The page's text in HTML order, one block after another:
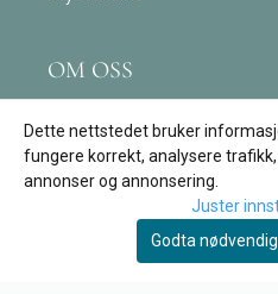
OM OSS
Leivdalsvegen 171
6774 Nordfjordeid
Org. nr. 890 162 312
Dette nettstedet bruker
fungere korrekt, analysere
annonser og annonsering.
Juster
Godta nødvendig